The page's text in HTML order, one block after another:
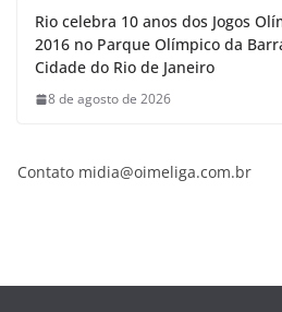
Rio celebra 10 anos dos Jogos
2016 no Parque Olímpico da
Cidade do Rio de Janeiro
8 de agosto de 2026
Contato midia@oimeliga.com.br